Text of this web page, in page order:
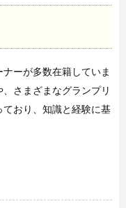
ーが多数在籍していま
さまざまなグランプリ
おり、知識と経験に基